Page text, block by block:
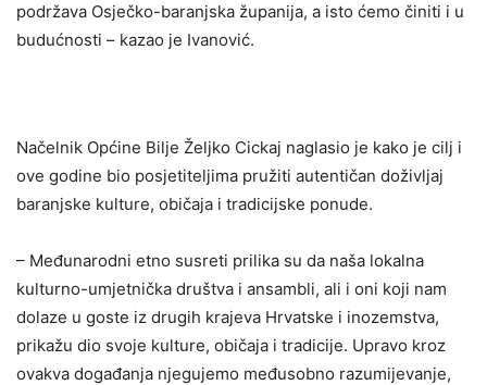
podržava Osječko-baranjska županija, a isto ćemo činiti i u
budućnosti – kazao je Ivanović.
Načelnik Općine Bilje Željko Cickaj naglasio je kako je cilj i
ove godine bio posjetiteljima pružiti autentičan doživljaj
baranjske kulture, običaja i tradicijske ponude.
– Međunarodni etno susreti prilika su da naša lokalna
kulturno-umjetnička društva i ansambli, ali i oni koji nam
dolaze u goste iz drugih krajeva Hrvatske i inozemstva,
prikažu dio svoje kulture, običaja i tradicije. Upravo kroz
ovakva događanja njegujemo međusobno razumijevanje,